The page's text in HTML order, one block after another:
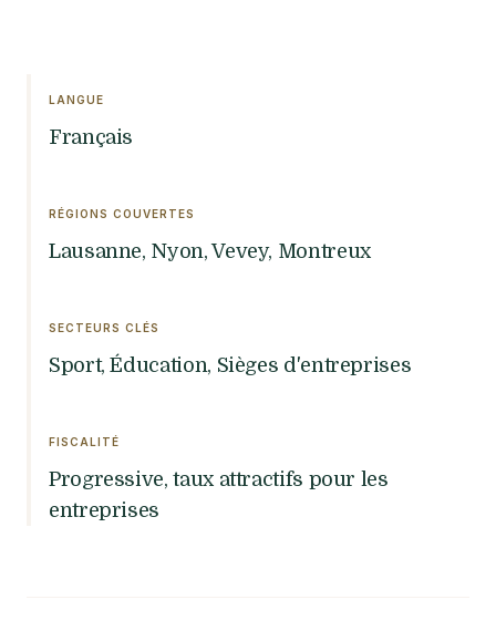
LANGUE
Français
RÉGIONS COUVERTES
Lausanne, Nyon, Vevey, Montreux
SECTEURS CLÉS
Sport, Éducation, Sièges d'entreprises
FISCALITÉ
Progressive, taux attractifs pour les
entreprises